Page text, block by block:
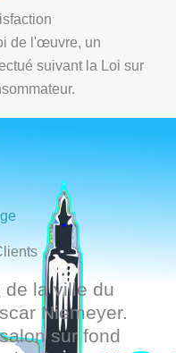
de l'œuvre, un
suivant la Loi sur
de la ville du
Niemeyer.
sur fond